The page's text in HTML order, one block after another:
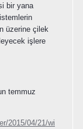
bir yana
üzerine çilek
işlere
temmuz
2015/04/21/wi